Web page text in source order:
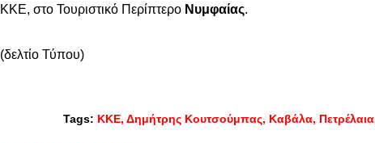
ΚΚΕ, στο Τουριστικό Περίπτερο Νυμφαίας.
(δελτίο Τύπου)
Tags: ΚΚΕ Δημήτρης Κουτσούμπας Καβάλα Πετρέλαια